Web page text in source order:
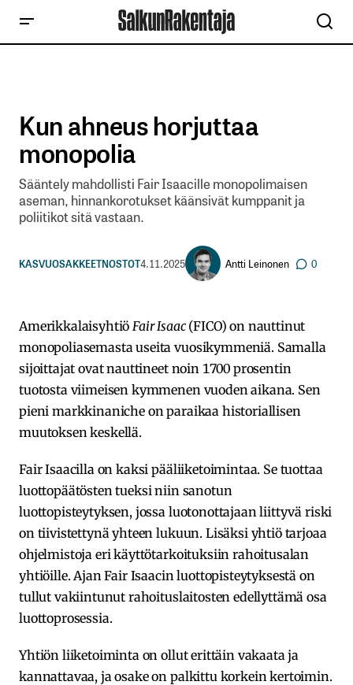
Kun ahneus horjuttaa
monopolia
Sääntely mahdollisti Fair Isaacille monopolimaisen
aseman, hinnankorotukset käänsivät kumppanit ja
poliitikot sitä vastaan.
KASVUOSAKKEETNOSTOT4.11.2025 Antti Leinonen 0
Amerikkalaisyhtiö Fair Isaac(FICO) on nauttinut
monopoliasemasta useita vuosikymmeniä. Samalla
sijoittajat ovat nauttineet noin 1700 prosentin
tuotosta viimeisen kymmenen vuoden aikana. Sen
pieni markkinaniche on paraikaa historiallisen
muutoksen keskellä.
Fair Isaacilla on kaksi pääliiketoimintaa. Se tuottaa
luottopäätösten tueksi niin sanotun
luottopisteytyksen, jossa luotonottajaan liittyvä riski
on tiivistettynä yhteen lukuun. Lisäksi yhtiö tarjoaa
ohjelmistoja eri käyttötarkoituksiin rahoitusalan
yhtiöille. Ajan Fair Isaacin luottopisteytyksestä on
tullut vakiintunut rahoituslaitosten edellyttämä osa
luottoprosessia.
Yhtiön liiketoiminta on ollut erittäin vakaata ja
kannattavaa, ja osake on palkittu korkein kertoimin.